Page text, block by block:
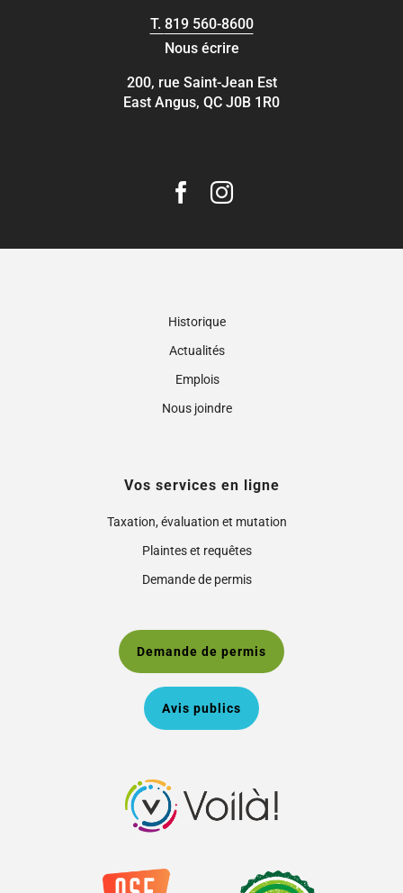
T. 819 560-8600
Nous écrire
200, rue Saint-Jean Est
East Angus, QC J0B 1R0
Historique
Actualités
Emplois
Nous joindre
Vos services en ligne
Taxation, évaluation et mutation
Plaintes et requêtes
Demande de permis
Demande de permis
Avis publics